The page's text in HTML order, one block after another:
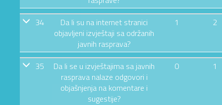
34
Da li su na internet stranici
objavljeni izvještaji sa održanih
javnih rasprava?
1 2
35
Da li se u izvještajima sa javnih
rasprava nalaze odgovori i
objašnjenja na komentare i
sugestije?
0 1